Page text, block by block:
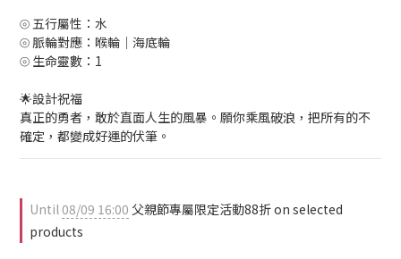
⦾ 五行屬性：水
⦾ 脈輪對應：喉輪｜海底輪
⦾ 生命靈數：1
🌟設計祝福
真正的勇者，敢於直面人生的風暴。願你乘風破浪，把所有的不
確定，都變成好運的伏筆。
Until08/09 16:00 父親節專屬限定活動88折 on selected
products